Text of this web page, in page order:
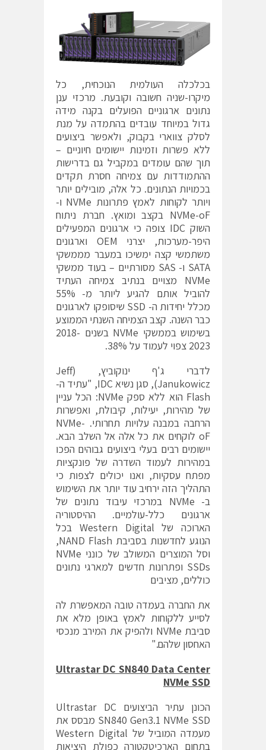
בכלכלה העולמית הנוכחית, כל
מיקרו-שניה חשובה וקובעת. מרכזי ענן
נתונים ארגוניים הפועלים בקנה מידה
גדול במיוחד עובדים בהתמדה על מנת
לסלק צווארי בקבוק, ולאפשר ביצועים
ללא פשרות וזמינות יישומים חיוניים –
תוך שהם עומדים במקביל גם בדרישות
ההתמודדות עם צמיחה חסרת תקדים
בכמויות הנתונים. כל אלה, מובילים יותר
ויותר לקוחות לאמץ פתרונות NVMe ו-
NVMe-oF בקצב ומואץ. חברת ניתוח
השוק IDC צופה כי ארגונים המפעילים
היפר-מערכות, יצרני OEM וארגונים
משתמשי קצה ימשיכו במעבר מממשקי
SATA ו- SAS מסורתיים – בעוד ממשקי
NVMe מצויים בנתיב צמיחה העתיד
להוביל אותם להגיע ליותר מ- 55%
מכלל יחידות ה- SSD שיסופקו לארגונים
כבר השנה. קצב הצמיחה השנתי הממוצע
בשימוש בממשקי NVMe בשנים 2018-
2023 צפוי לעמוד על 38%.
לדברי ג'ף ינוקוביץ, (Jeff
Janukowicz), סגן נשיא IDC, "עתיד ה-
Flash הוא ללא ספק NVMe: הכל עניין
של מהירות, יעילות, קיבולת, ואפשרות
הרחבה במבנה עלויות תחרותי. NVMe-
oF לוקחים את כל אלה אל השלב הבא.
יישומים רבים בעלי ביצועים גבוהים הפכו
במהירות לעמוד השדרה של פונקציות
מפתח עסקיות, ואנו יכולים לצפות כי
התהליך הזה ירחיב עוד יותר את השימוש
ב- NVMe במרכזי עיבוד נתונים של
ארגונים כלל-עולמיים. ההיסטוריה
הארוכה של Western Digital בכל
הנוגע לחדשנות בסביבת NAND Flash,
וסל המוצרים המשולב של כונני NVMe
SSDs ופתרונות חדשים למארגי נתונים
כוללים, מציבים
את החברה בעמדה טובה המאפשרת לה
לסייע ללקוחות לאמץ באופן מלא את
סביבת NVMe ולהפיק את המירב מנכסי
האחסון שלהם."
Ultrastar DC SN840 Data Center
NVMe SSD
הכונן עתיר הביצועים Ultrastar DC
SN840 Gen3.1 NVMe SSD מבסס את
מעמדה המוביל של Western Digital
בתחום הארכיטקטורה כפולת היציאות